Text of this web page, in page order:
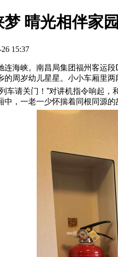
梦 晴光相伴家
15:37
连海峡。南昌局集团福州客运
的周岁幼儿星星。小小车厢里
车请关门！”对讲机指令响起
，一老一少怀揣着同根同源的